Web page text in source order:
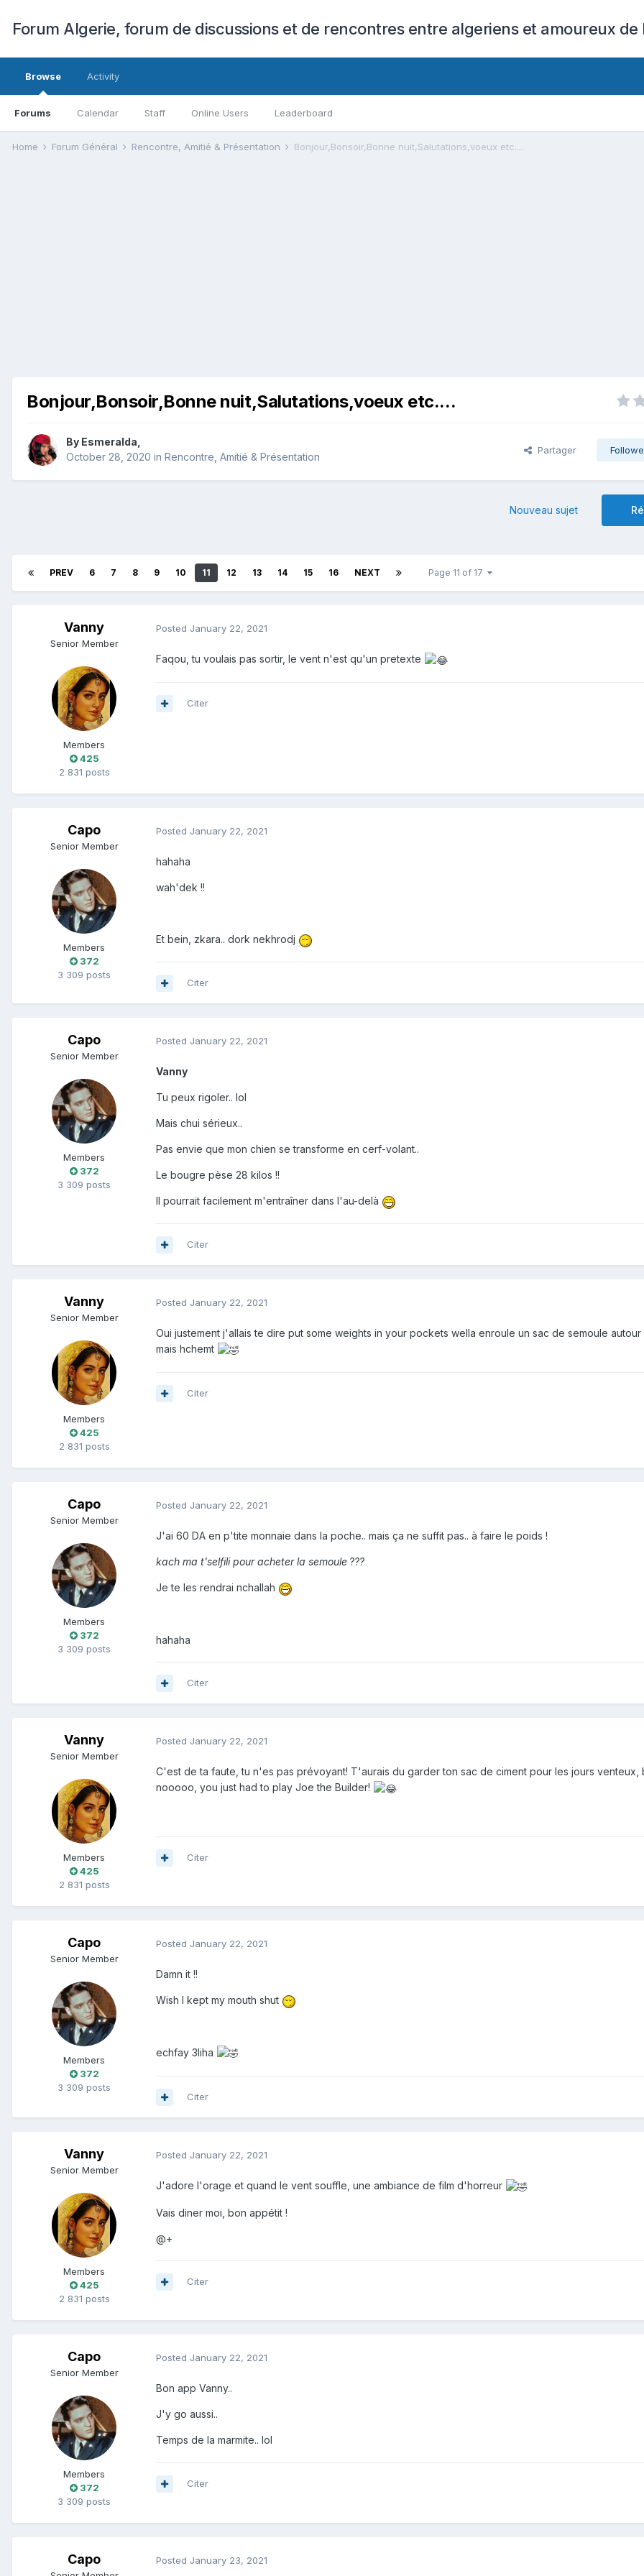
Forum Algerie, forum de discussions et de rencontres entre algeriens et amoureux de
Browse
Forums Calendar Staff Online Users Leaderboard
Activity
Home Forum Général Rencontre, Amitié & Présentation Bonjour,Bonsoir,Bonne nuit,Salutations,voeux etc....
Bonjour,Bonsoir,Bonne nuit,Salutations,voeux etc....
By Esmeralda
October 28, 2020 in Rencontre, Amitié & Présentation
Partager
Nouveau sujet
PREV 6 7 8 9 10 11 12 13 14 15 16 NEXT Page 11 of 17
Vanny
Senior Member
Members
425
2 831 posts
Posted January 22, 2021
Faqou, tu voulais pas sortir, le vent n'est qu'un pretexte
Citer
Capo
Senior Member
Members
372
3 309 posts
Posted January 22, 2021
hahaha
wah'dek !!
Et bein, zkara.. dork nekhrodj
Citer
Capo
Senior Member
Members
372
3 309 posts
Posted January 22, 2021
Vanny
Tu peux rigoler.. lol
Mais chui sérieux..
Pas envie que mon chien se transforme en cerf-volant..
Le bougre pèse 28 kilos !!
Il pourrait facilement m'entraîner dans l'au-delà
Citer
Vanny
Senior Member
Members
425
2 831 posts
Posted January 22, 2021
Oui justement j'allais te dire put some weights in your pockets wella enroule un sac de semoule
mais hchemt
Citer
Capo
Senior Member
Members
372
3 309 posts
Posted January 22, 2021
J'ai 60 DA en p'tite monnaie dans la poche.. mais ça ne suffit pas.. à faire le poids !
kach ma t'selfili pour acheter la semoule ???
Je te les rendrai nchallah
hahaha
Citer
Vanny
Senior Member
Members
425
2 831 posts
Posted January 22, 2021
C'est de ta faute, tu n'es pas prévoyant! T'aurais du garder ton sac de ciment pour les jours venteux,
nooooo, you just had to play Joe the Builder!
Citer
Capo
Senior Member
Members
372
3 309 posts
Posted January 22, 2021
Damn it !!
Wish I kept my mouth shut
echfay 3liha
Citer
Vanny
Senior Member
Members
425
2 831 posts
Posted January 22, 2021
J'adore l'orage et quand le vent souffle, une ambiance de film d'horreur
Vais diner moi, bon appétit !
@+
Citer
Capo
Senior Member
Members
372
3 309 posts
Posted January 22, 2021
Bon app Vanny..
J'y go aussi..
Temps de la marmite.. lol
Citer
Capo Posted January 23, 2021